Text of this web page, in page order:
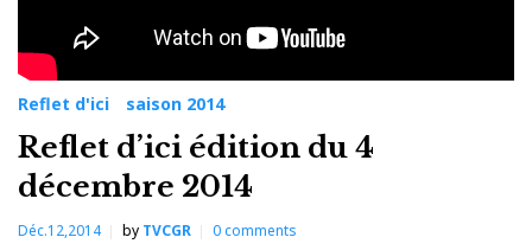
Reflet d'ici saison 2014
Reflet d’ici édition du 4
décembre 2014
Déc.12,2014 by TVCGR 0comments